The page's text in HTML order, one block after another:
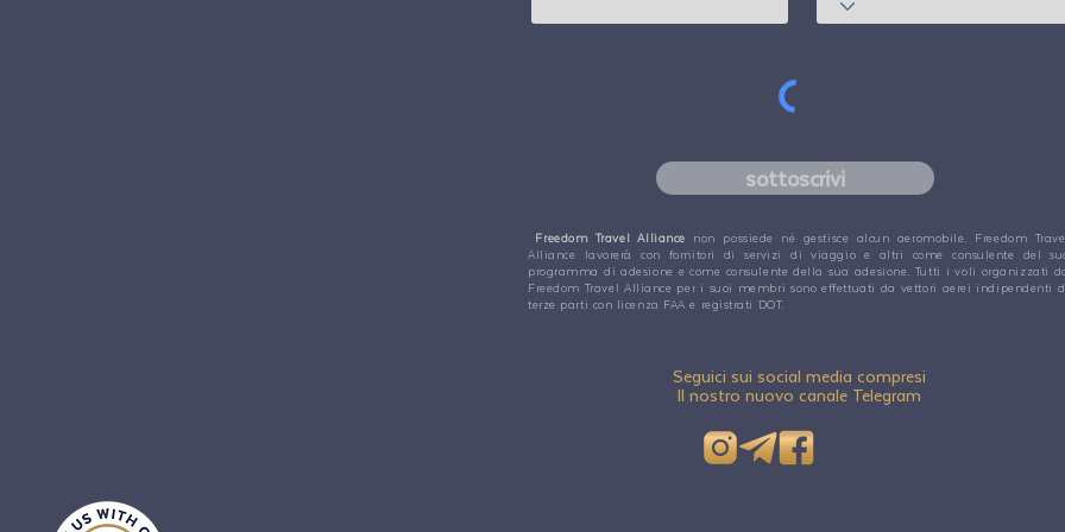
sottoscrivi
Freedom Travel Alliance non possiede né gestisce alcun aeromobile. Freedom
Alliance lavorerà con fornitori di servizi di viaggio e altri come consulente del
programma di adesione e come consulente della sua adesione. Tutti i voli organizzati
Freedom Travel Alliance per i suoi membri sono effettuati da vettori aerei indipendenti
terze parti con licenza FAA e registrati DOT.
Seguici sui social media compresi
Il nostro nuovo canale Telegram